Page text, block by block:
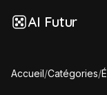
AI Futur
Accueil/Catégories/